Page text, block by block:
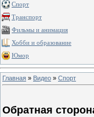
Спорт
Транспорт
Фильмы и анимация
Хобби и образование
Юмор
Главная » Видео » Спорт
Обратная